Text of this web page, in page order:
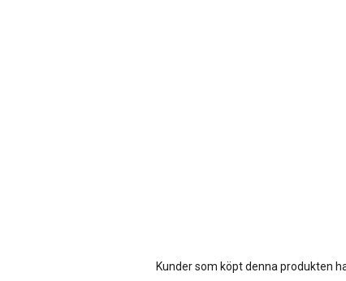
Kunder som köpt denna produkten